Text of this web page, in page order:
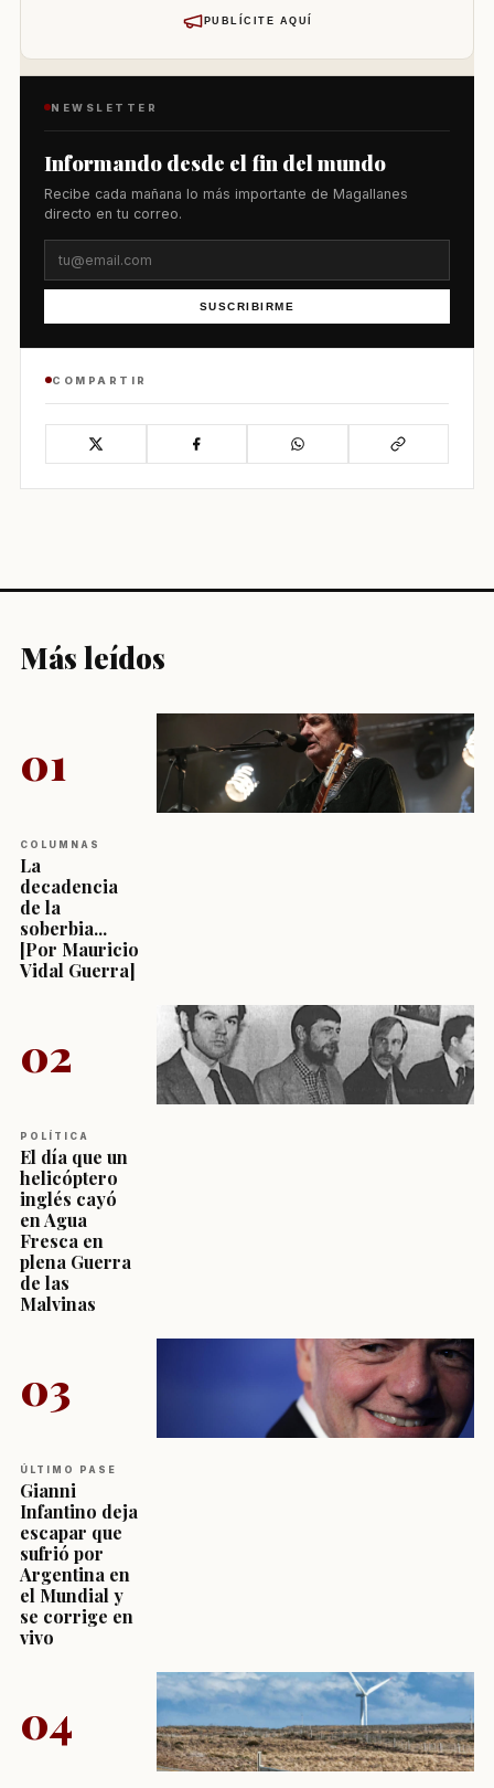
PUBLÍCITE AQUÍ
NEWSLETTER
Informando desde el fin del mundo
Recibe cada mañana lo más importante de Magallanes
directo en tu correo.
SUSCRIBIRME
COMPARTIR
Más leídos
01
COLUMNAS
La
decadencia
de la
soberbia...
[Por Mauricio
Vidal Guerra]
02
POLÍTICA
El día que un
helicóptero
inglés cayó
en Agua
Fresca en
plena Guerra
de las
Malvinas
03
ÚLTIMO PASE
Gianni
Infantino deja
escapar que
sufrió por
Argentina en
el Mundial y
se corrige en
vivo
04